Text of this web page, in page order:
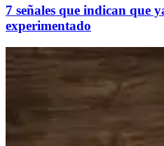
7 señales que indican que
experimentado